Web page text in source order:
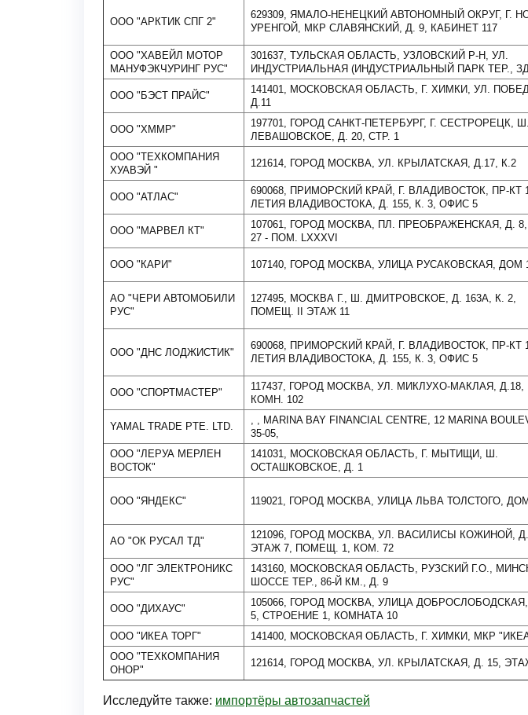
ООО "АРКТИК СПГ 2"
629309, ЯМАЛО-НЕНЕЦКИЙ АВТОНОМНЫЙ ОКРУГ, Г.
УРЕНГОЙ, МКР СЛАВЯНСКИЙ, Д. 9, КАБИНЕТ 117
ООО "ХАВЕЙЛ МОТОР
МАНУФЭКЧУРИНГ РУС"
301637, ТУЛЬСКАЯ ОБЛАСТЬ, УЗЛОВСКИЙ Р-Н, УЛ.
ИНДУСТРИАЛЬНАЯ (ИНДУСТРИАЛЬНЫЙ ПАРК ТЕР.,
ООО "БЭСТ ПРАЙС"
141401, МОСКОВСКАЯ ОБЛАСТЬ, Г. ХИМКИ, УЛ.
Д.11
ООО "ХММР"
197701, ГОРОД САНКТ-ПЕТЕРБУРГ, Г. СЕСТРОРЕЦК, Ш.
ЛЕВАШОВСКОЕ, Д. 20, СТР. 1
ООО "ТЕХКОМПАНИЯ
ХУАВЭЙ "
121614, ГОРОД МОСКВА, УЛ. КРЫЛАТСКАЯ, Д.17, К.2
ООО "АТЛАС"
690068, ПРИМОРСКИЙ КРАЙ, Г. ВЛАДИВОСТОК, ПР-КТ
ЛЕТИЯ ВЛАДИВОСТОКА, Д. 155, К. 3, ОФИС 5
ООО "МАРВЕЛ КТ"
107061, ГОРОД МОСКВА, ПЛ. ПРЕОБРАЖЕНСКАЯ, Д.
27 - ПОМ. LXXXVI
ООО "КАРИ" 107140, ГОРОД МОСКВА, УЛИЦА РУСАКОВСКАЯ, ДОМ
АО "ЧЕРИ АВТОМОБИЛИ
РУС"
127495, МОСКВА Г., Ш. ДМИТРОВСКОЕ, Д. 163А, К. 2,
ПОМЕЩ. II ЭТАЖ 11
ООО "ДНС ЛОДЖИСТИК"
690068, ПРИМОРСКИЙ КРАЙ, Г. ВЛАДИВОСТОК, ПР-КТ
ЛЕТИЯ ВЛАДИВОСТОКА, Д. 155, К. 3, ОФИС 5
ООО "СПОРТМАСТЕР"
117437, ГОРОД МОСКВА, УЛ. МИКЛУХО-МАКЛАЯ, Д.18,
КОМН. 102
YAMAL TRADE PTE. LTD.
, , MARINA BAY FINANCIAL CENTRE, 12 MARINA
35-05,
ООО "ЛЕРУА МЕРЛЕН
ВОСТОК"
141031, МОСКОВСКАЯ ОБЛАСТЬ, Г. МЫТИЩИ, Ш.
ОСТАШКОВСКОЕ, Д. 1
ООО "ЯНДЕКС" 119021, ГОРОД МОСКВА, УЛИЦА ЛЬВА ТОЛСТОГО,
АО "ОК РУСАЛ ТД"
121096, ГОРОД МОСКВА, УЛ. ВАСИЛИСЫ КОЖИНОЙ,
ЭТАЖ 7, ПОМЕЩ. 1, КОМ. 72
ООО "ЛГ ЭЛЕКТРОНИКС
РУС"
143160, МОСКОВСКАЯ ОБЛАСТЬ, РУЗСКИЙ Г.О.,
ШОССЕ ТЕР., 86-Й КМ., Д. 9
ООО "ДИХАУС"
105066, ГОРОД МОСКВА, УЛИЦА
5, СТРОЕНИЕ 1, КОМНАТА 10
ООО "ИКЕА ТОРГ"
141400, МОСКОВСКАЯ ОБЛАСТЬ, Г. ХИМКИ, МКР
ООО "ТЕХКОМПАНИЯ
ОНОР"
121614, ГОРОД МОСКВА, УЛ. КРЫЛАТСКАЯ, Д. 15,
Исследуйте также: импортёры автозапчастей